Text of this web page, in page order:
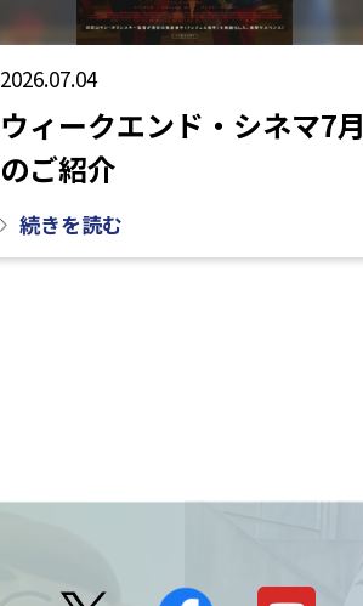
2026.07.04
ウィークエンド・シネマ7月
のご紹介
続きを読む